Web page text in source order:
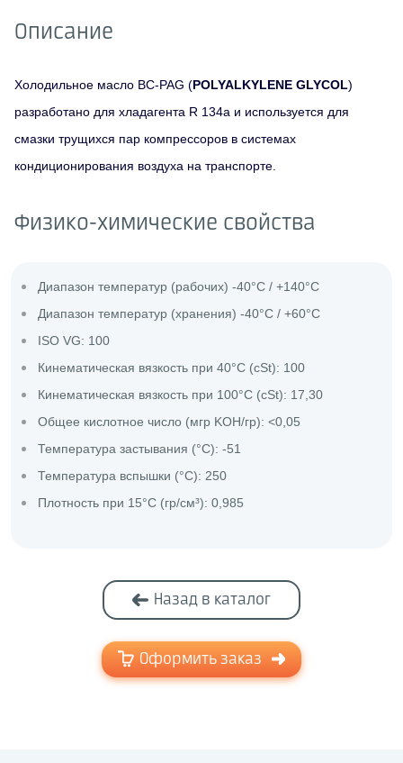
Описание
Холодильное масло ВС-PAG (POLYALKYLENE GLYCOL)
разработано для хладагента R 134a и используется для
смазки трущихся пар компрессоров в системах
кондиционирования воздуха на транспорте.
Физико-химические свойства
Диапазон температур (рабочих) -40°C / +140°C
Диапазон температур (хранения) -40°C / +60°C
ISO VG: 100
Кинематическая вязкость при 40°C (cSt): 100
Кинематическая вязкость при 100°C (cSt): 17,30
Общее кислотное число (мгр KOH/гр): <0,05
Температура застывания (°C): -51
Температура вспышки (°C): 250
Плотность при 15°C (гр/cм³): 0,985
Назад в каталог
Оформить заказ